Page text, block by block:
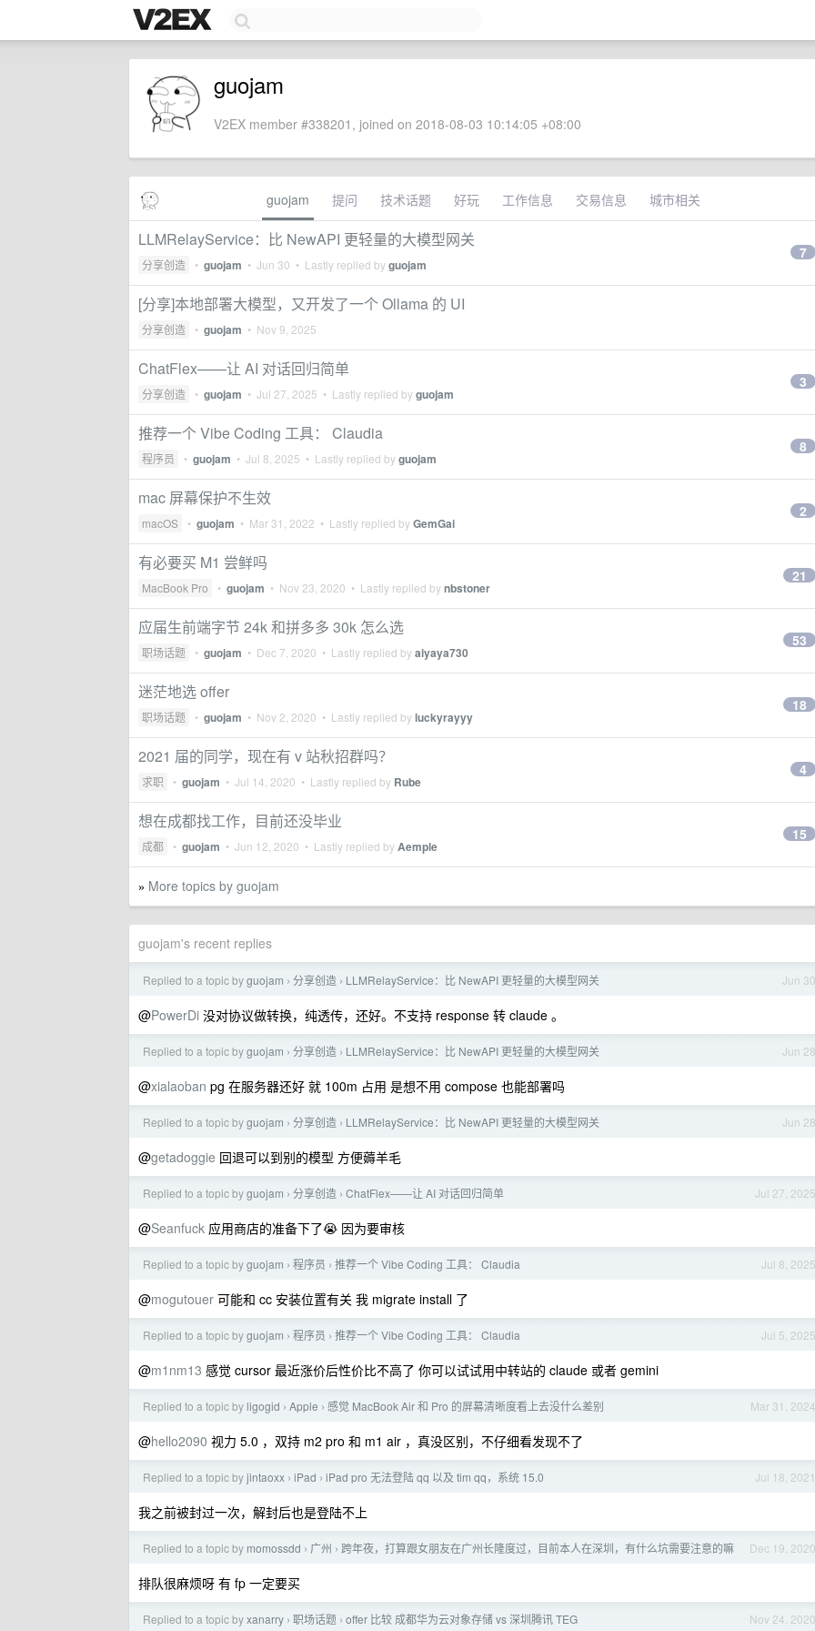
guojam
V2EX member #338201, joined on 2018-08-03 10:14:05 +08:00
guojam 提问 技术话题 好玩 工作信息 交易信息 城市相关
LLMRelayService：比 NewAPI 更轻量的大模型网关
分享创造 • guojam • Jun 30 • Lastly replied byguojam
7
[分享]本地部署大模型，又开发了一个 Ollama 的 UI
分享创造 • guojam • Nov 9, 2025
ChatFlex——让 AI 对话回归简单
分享创造 • guojam • Jul 27, 2025 • Lastly replied byguojam
3
推荐一个 Vibe Coding 工具： Claudia
程序员 • guojam • Jul 8, 2025 • Lastly replied byguojam
8
mac 屏幕保护不生效
macOS • guojam • Mar 31, 2022 • Lastly replied byGemGai
2
有必要买 M1 尝鲜吗
MacBook Pro • guojam • Nov 23, 2020 • Lastly replied bynbstoner
21
应届生前端字节 24k 和拼多多 30k 怎么选
职场话题 • guojam • Dec 7, 2020 • Lastly replied byaiyaya730
53
迷茫地选 offer
职场话题 • guojam • Nov 2, 2020 • Lastly replied byluckyrayyy
18
2021 届的同学，现在有 v 站秋招群吗？
求职 • guojam • Jul 14, 2020 • Lastly replied by Rube
4
想在成都找工作，目前还没毕业
成都 • guojam • Jun 12, 2020 • Lastly replied byAemple
15
» More topics by guojam
guojam's recent replies
Jun 30
Replied to a topic byguojam › 分享创造 › LLMRelayService：比 NewAPI 更轻量的大模型网关
@PowerDi 没对协议做转换，纯透传，还好。不支持 response 转 claude 。
Jun 28
Replied to a topic byguojam › 分享创造 › LLMRelayService：比 NewAPI 更轻量的大模型网关
@xialaoban pg 在服务器还好 就 100m 占用 是想不用 compose 也能部署吗
Jun 28
Replied to a topic byguojam › 分享创造 › LLMRelayService：比 NewAPI 更轻量的大模型网关
@getadoggie 回退可以到别的模型 方便薅羊毛
Jul 27, 2025
Replied to a topic byguojam › 分享创造 › ChatFlex——让 AI 对话回归简单
@Seanfuck 应用商店的准备下了😭 因为要审核
Jul 8, 2025
Replied to a topic byguojam › 程序员 › 推荐一个 Vibe Coding 工具： Claudia
@mogutouer 可能和 cc 安装位置有关 我 migrate install 了
Jul 5, 2025
Replied to a topic byguojam › 程序员 › 推荐一个 Vibe Coding 工具： Claudia
@m1nm13 感觉 cursor 最近涨价后性价比不高了 你可以试试用中转站的 claude 或者 gemini
Mar 31, 2024
Replied to a topic by ligogid › Apple › 感觉 MacBook Air 和 Pro 的屏幕清晰度看上去没什么差别
@hello2090 视力 5.0 ，双持 m2 pro 和 m1 air ，真没区别，不仔细看发现不了
Jul 18, 2021
Replied to a topic byjintaoxx › iPad › iPad pro 无法登陆 qq 以及 tim qq，系统 15.0
我之前被封过一次，解封后也是登陆不上
Dec 19, 2020
Replied to a topic by momossdd › 广州 › 跨年夜，打算跟女朋友在广州长隆度过，目前本人在深圳，有什么坑需要注意的嘛
排队很麻烦呀 有 fp 一定要买
Nov 24, 2020
Replied to a topic byxanarry › 职场话题 › offer 比较 成都华为云对象存储 vs 深圳腾讯 TEG